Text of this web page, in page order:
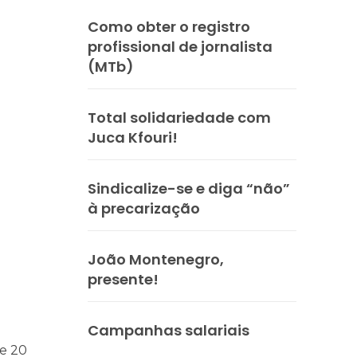
para as eleições 2026 durante 27ª Plenária Nacional
20
Como obter o registro
profissional de jornalista
(MTb)
Total solidariedade com
Juca Kfouri!
Sindicalize-se e diga “não”
à precarização
João Montenegro,
presente!
Campanhas salariais